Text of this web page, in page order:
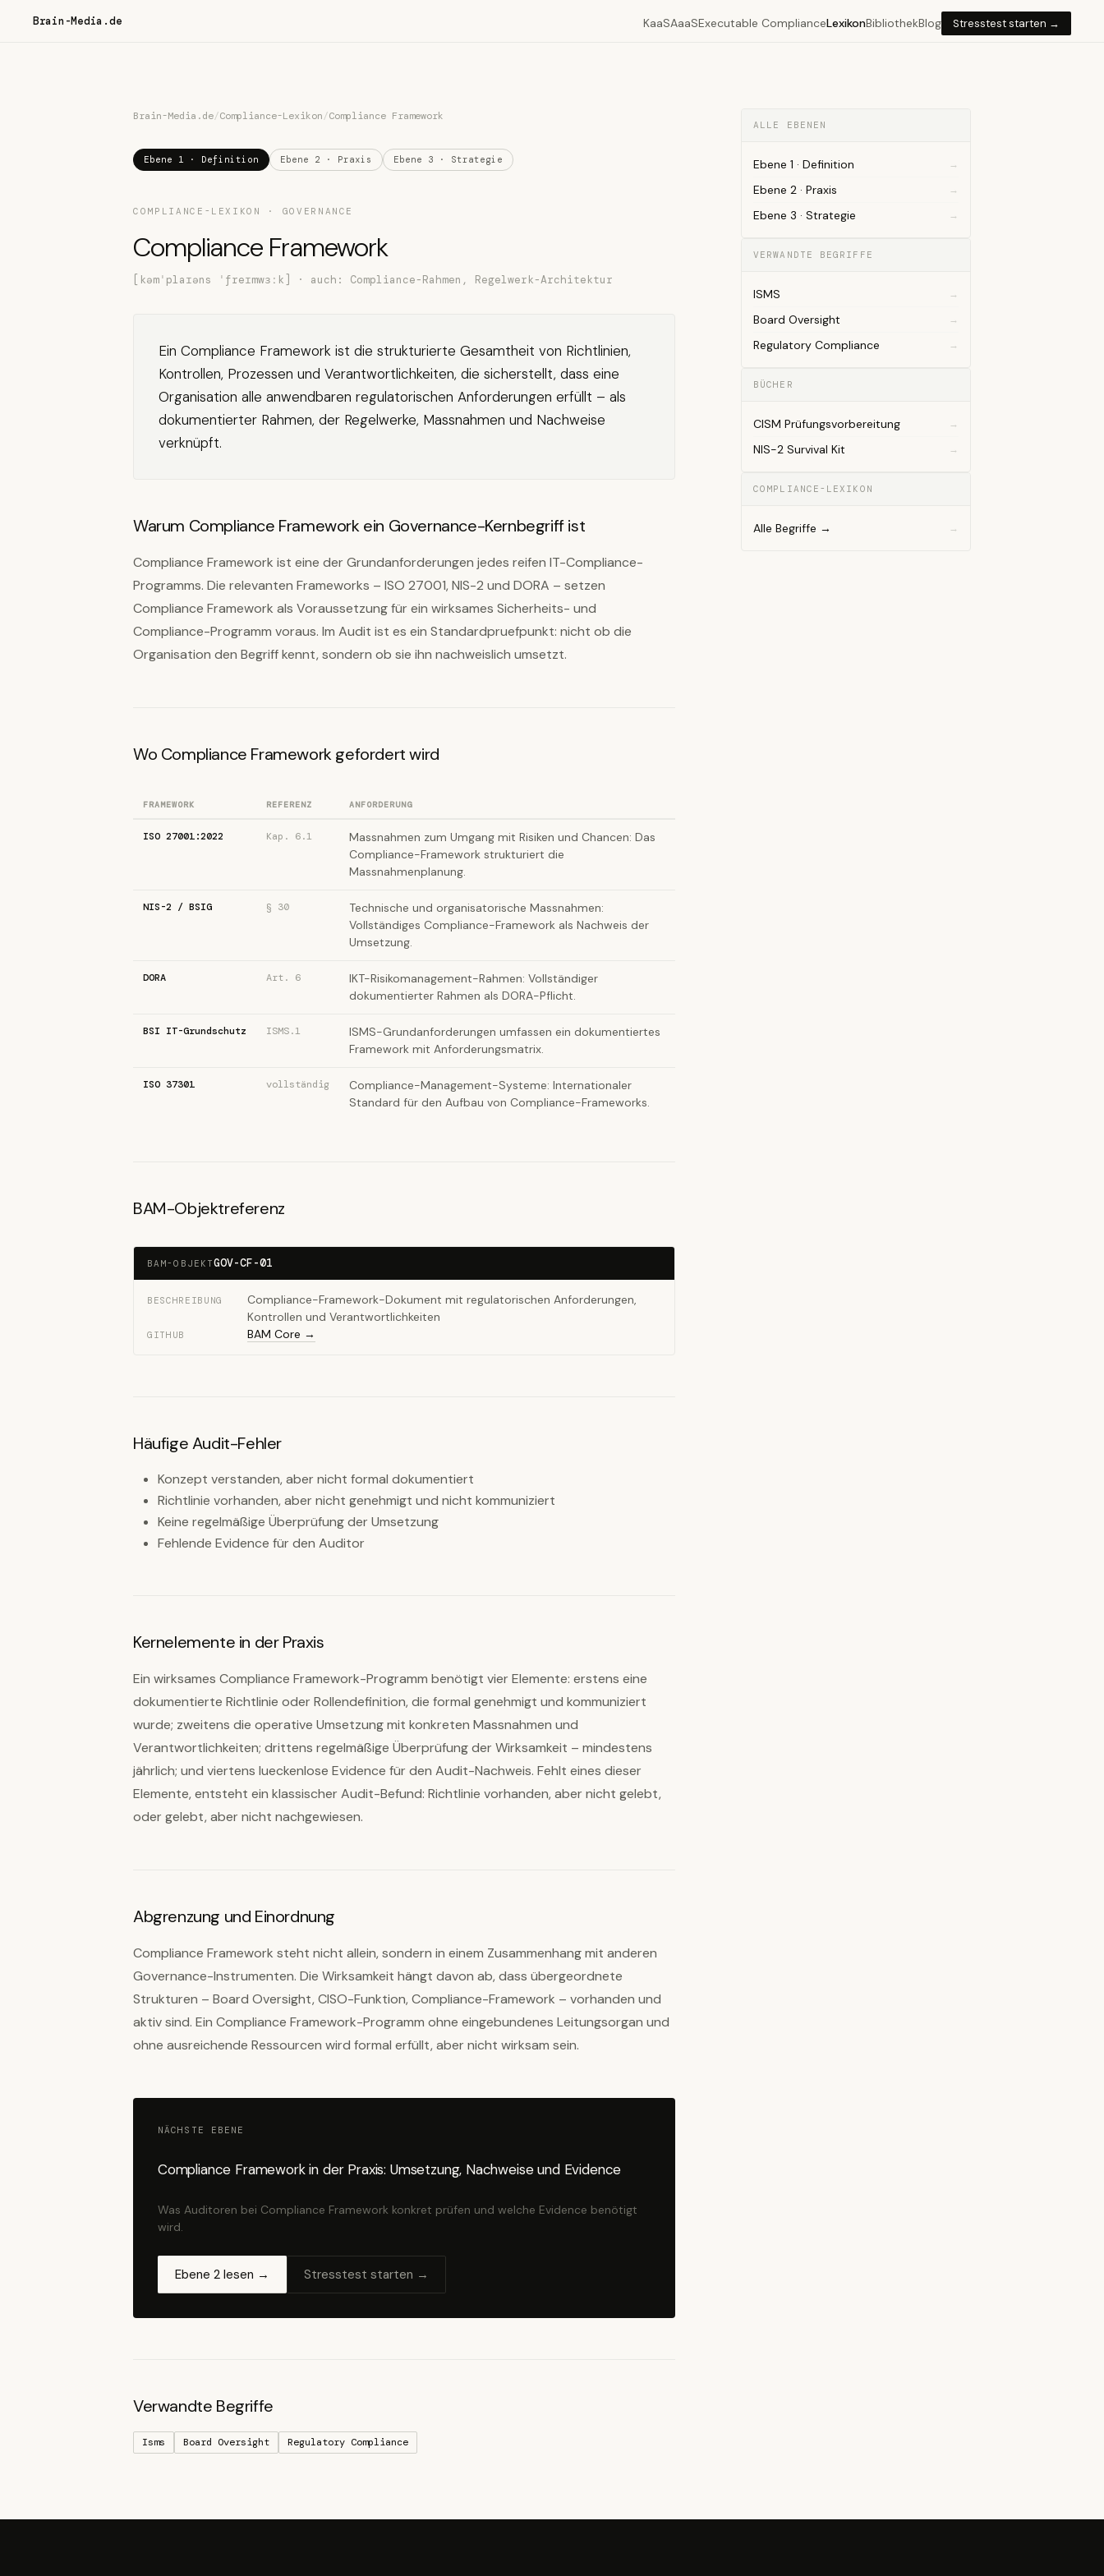
Brain-Media.de KaaSAaaSExecutable ComplianceLexikonBibliothekBlog Stresstest starten →
Brain-Media.de/Compliance-Lexikon/Compliance Framework
Ebene 1 · Definition Ebene 2 · Praxis Ebene 3 · Strategie
COMPLIANCE-LEXIKON · GOVERNANCE
Compliance Framework
[kəmˈplaɪəns ˈfreɪmwɜːk] · auch: Compliance-Rahmen, Regelwerk-Architektur
Ein Compliance Framework ist die strukturierte Gesamtheit von Richtlinien,
Kontrollen, Prozessen und Verantwortlichkeiten, die sicherstellt, dass eine
Organisation alle anwendbaren regulatorischen Anforderungen erfüllt – als
dokumentierter Rahmen, der Regelwerke, Massnahmen und Nachweise
verknüpft.
Warum Compliance Framework ein Governance-Kernbegriff ist
Compliance Framework ist eine der Grundanforderungen jedes reifen IT-Compliance-
Programms. Die relevanten Frameworks – ISO 27001, NIS-2 und DORA – setzen
Compliance Framework als Voraussetzung für ein wirksames Sicherheits- und
Compliance-Programm voraus. Im Audit ist es ein Standardpruefpunkt: nicht ob die
Organisation den Begriff kennt, sondern ob sie ihn nachweislich umsetzt.
Wo Compliance Framework gefordert wird
FRAMEWORK REFERENZ ANFORDERUNG
ISO 27001:2022 Kap. 6.1
Massnahmen zum Umgang mit Risiken und Chancen: Das
Compliance-Framework strukturiert die
Massnahmenplanung.
NIS-2 / BSIG § 30
Technische und organisatorische Massnahmen:
Vollständiges Compliance-Framework als Nachweis der
Umsetzung.
DORA Art. 6
IKT-Risikomanagement-Rahmen: Vollständiger
dokumentierter Rahmen als DORA-Pflicht.
BSI IT-Grundschutz ISMS.1
ISMS-Grundanforderungen umfassen ein dokumentiertes
Framework mit Anforderungsmatrix.
ISO 37301 vollständig
Compliance-Management-Systeme: Internationaler
Standard für den Aufbau von Compliance-Frameworks.
BAM-Objektreferenz
BAM-OBJEKTGOV-CF-01
BESCHREIBUNG
Compliance-Framework-Dokument mit regulatorischen Anforderungen,
Kontrollen und Verantwortlichkeiten
GITHUB BAM Core →
Häufige Audit-Fehler
Konzept verstanden, aber nicht formal dokumentiert
Richtlinie vorhanden, aber nicht genehmigt und nicht kommuniziert
Keine regelmäßige Überprüfung der Umsetzung
Fehlende Evidence für den Auditor
Kernelemente in der Praxis
Ein wirksames Compliance Framework-Programm benötigt vier Elemente: erstens eine
dokumentierte Richtlinie oder Rollendefinition, die formal genehmigt und kommuniziert
wurde; zweitens die operative Umsetzung mit konkreten Massnahmen und
Verantwortlichkeiten; drittens regelmäßige Überprüfung der Wirksamkeit – mindestens
jährlich; und viertens lueckenlose Evidence für den Audit-Nachweis. Fehlt eines dieser
Elemente, entsteht ein klassischer Audit-Befund: Richtlinie vorhanden, aber nicht gelebt,
oder gelebt, aber nicht nachgewiesen.
Abgrenzung und Einordnung
Compliance Framework steht nicht allein, sondern in einem Zusammenhang mit anderen
Governance-Instrumenten. Die Wirksamkeit hängt davon ab, dass übergeordnete
Strukturen – Board Oversight, CISO-Funktion, Compliance-Framework – vorhanden und
aktiv sind. Ein Compliance Framework-Programm ohne eingebundenes Leitungsorgan und
ohne ausreichende Ressourcen wird formal erfüllt, aber nicht wirksam sein.
NÄCHSTE EBENE
Compliance Framework in der Praxis: Umsetzung, Nachweise und Evidence
Was Auditoren bei Compliance Framework konkret prüfen und welche Evidence benötigt
wird.
Ebene 2 lesen → Stresstest starten →
Verwandte Begriffe
Isms Board Oversight Regulatory Compliance
ALLE EBENEN
Ebene 1 · Definition
Ebene 2 · Praxis
Ebene 3 · Strategie
VERWANDTE BEGRIFFE
ISMS
Board Oversight
Regulatory Compliance
BÜCHER
CISM Prüfungsvorbereitung
NIS-2 Survival Kit
COMPLIANCE-LEXIKON
Alle Begriffe →